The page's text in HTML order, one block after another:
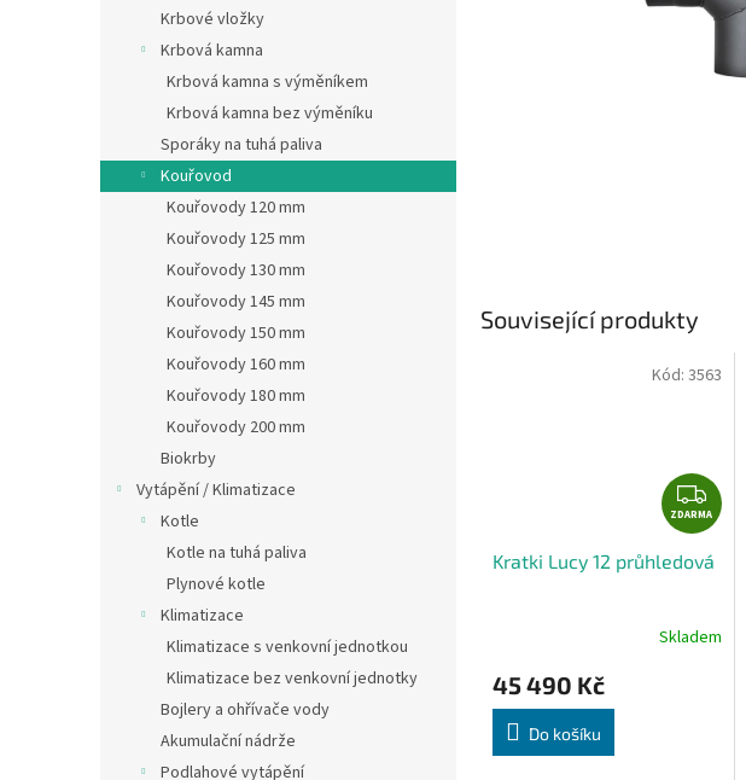
Krbové vložky
Krbová kamna
Krbová kamna s výměníkem
Krbová kamna bez výměníku
Sporáky na tuhá paliva
Kouřovod
Kouřovody 120 mm
Kouřovody 125 mm
Kouřovody 130 mm
Kouřovody 145 mm
Kouřovody 150 mm
Kouřovody 160 mm
Kouřovody 180 mm
Kouřovody 200 mm
Biokrby
Vytápění / Klimatizace
Kotle
Kotle na tuhá paliva
Plynové kotle
Klimatizace
Klimatizace s venkovní jednotkou
Klimatizace bez venkovní jednotky
Bojlery a ohřívače vody
Akumulační nádrže
Podlahové vytápění
Související produkty
Z
D
A
A
ZDARMA
Kratki Lucy 12 průhledová
Skladem
45 490 Kč
Do košíku
Kód: 3563